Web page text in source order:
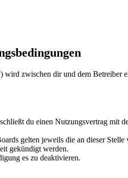
zwischen dir und dem Betreiber
du einen Nutzungsvertrag mit
gelten jeweils die an dieser
gekündigt werden.
es zu deaktivieren.